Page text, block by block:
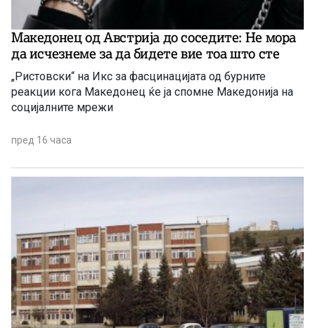
Македонец од Австрија до соседите: Не мора
да исчезнеме за да бидете вие ​​тоа што сте
„Ристовски“ на Икс за фасцинацијата од бурните
реакции кога Македонец ќе ја спомне Македонија на
социјалните мрежи
пред 16 часа